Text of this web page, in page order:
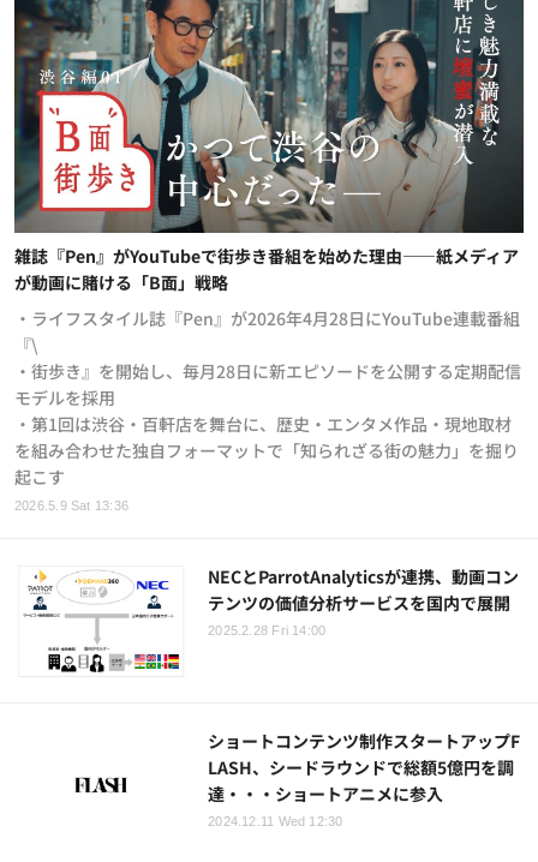
2026.5.9 Sat 13:36
雑誌『Pen』がYouTubeで街歩き番組を始めた理由——紙メディア
が動画に賭ける「B面」戦略
・ライフスタイル誌『Pen』が2026年4月28日にYouTube連載番組
『\
・街歩き』を開始し、毎月28日に新エピソードを公開する定期配信
モデルを採用
・第1回は渋谷・百軒店を舞台に、歴史・エンタメ作品・現地取材
を組み合わせた独自フォーマットで「知られざる街の魅力」を掘り
起こす
NECとParrotAnalyticsが連携、動画コン
テンツの価値分析サービスを国内で展開
2025.2.28 Fri 14:00
ショートコンテンツ制作スタートアップF
LASH、シードラウンドで総額5億円を調
達・・・ショートアニメに参入
2024.12.11 Wed 12:30